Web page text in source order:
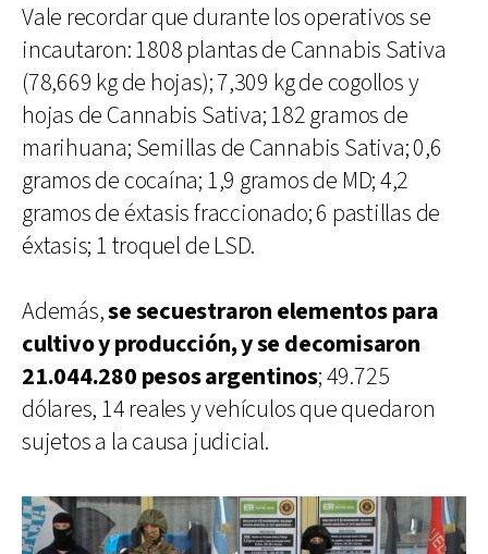
Vale recordar que durante los operativos se
incautaron: 1808 plantas de Cannabis Sativa
(78,669 kg de hojas); 7,309 kg de cogollos y
hojas de Cannabis Sativa; 182 gramos de
marihuana; Semillas de Cannabis Sativa; 0,6
gramos de cocaína; 1,9 gramos de MD; 4,2
gramos de éxtasis fraccionado; 6 pastillas de
éxtasis; 1 troquel de LSD.
Además,se secuestraron elementos para
cultivo y producción, y se decomisaron
21.044.280 pesos argentinos; 49.725
dólares, 14 reales y vehículos que quedaron
sujetos a la causa judicial.